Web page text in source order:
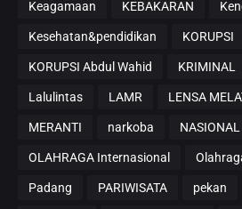
Keagamaan KEBAKARAN
Kesehatan&pendidikan KORUPSI
KORUPSI Abdul Wahid KRIMINAL
Lalulintas LAMR LENSA
MERANTI narkoba NASIONAL
OLAHRAGA Internasional
Padang PARIWISATA pekan